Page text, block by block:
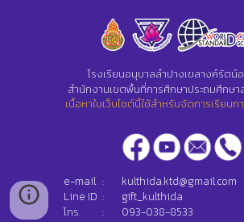
โรงเรียนอนุบาลลำปางเขลางค์รัต
สำนักงานเขตพื้นที่การศึกษาประถมศึกษา
เนื้อหาในเว็บไซต์นี้ใช้สำหรับจัดการเรียนก
e-mail :
kulthida.ktd@gmail.com
Line ID :
gift_kulthida
โทร.
: 093-038-8533